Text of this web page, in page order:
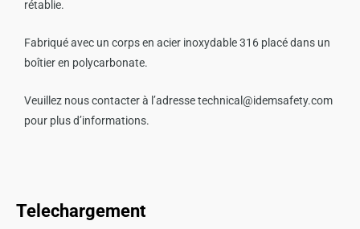
rétablie.
Fabriqué avec un corps en acier inoxydable 316 placé dans un
boîtier en polycarbonate.
Veuillez nous contacter à l’adressetechnical@idemsafety.com
pour plus d’informations.
Telechargement